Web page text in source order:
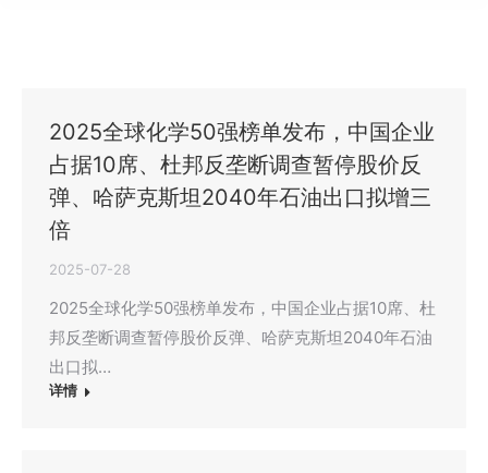
2025全球化学50强榜单发布，中国企业
占据10席、杜邦反垄断调查暂停股价反
弹、哈萨克斯坦2040年石油出口拟增三
倍
2025-07-28
2025全球化学50强榜单发布，中国企业占据10席、杜
邦反垄断调查暂停股价反弹、哈萨克斯坦2040年石油
出口拟…
详情